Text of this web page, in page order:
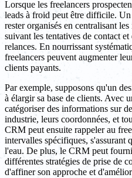
Lorsque les freelancers
leads à froid peut être difficile.
rester organisés en centralisant
suivant les tentatives de contact
relances. En nourrissant
freelancers peuvent augmenter
clients payants.
Par exemple, supposons qu'un
à élargir sa base de clients. Avec
catégoriser des informations sur
industrie, leurs coordonnées, et
CRM peut ensuite rappeler au
intervalles spécifiques, s'assurant
l'eau. De plus, le CRM peut
différentes stratégies de prise de
d'affiner son approche et